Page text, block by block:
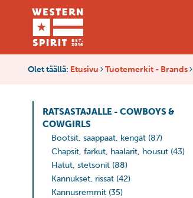
Olet täällä: Etusivu Tuotemerkit - Brands
RATSASTAJALLE - COWBOYS &
COWGIRLS
Bootsit, saappaat, kengät (87)
Chapsit, farkut, haalarit, housut (43)
Hatut, stetsonit (88)
Kannukset, rissat (42)
Kannusremmit (35)